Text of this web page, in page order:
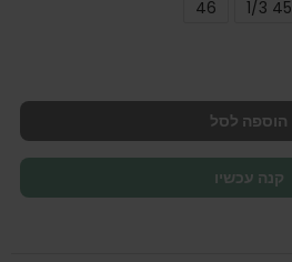
45 1/3
46
הוספה לסל
קנה עכשיו